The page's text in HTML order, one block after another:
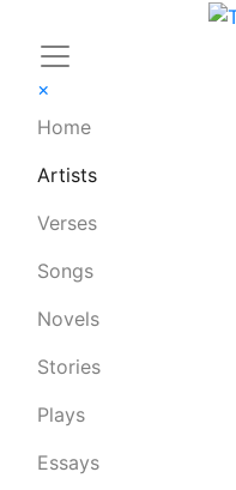
×
Home
Artists
Verses
Songs
Novels
Stories
Plays
Essays